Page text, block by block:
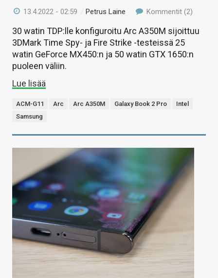
13.4.2022 - 02:59 /Petrus Laine Kommentit (2)
30 watin TDP:lle konfiguroitu Arc A350M sijoittuu
3DMark Time Spy- ja Fire Strike -testeissä 25
watin GeForce MX450:n ja 50 watin GTX 1650:n
puoleen väliin.
Lue lisää
ACM-G11 Arc Arc A350M Galaxy Book 2 Pro
Intel
Samsung